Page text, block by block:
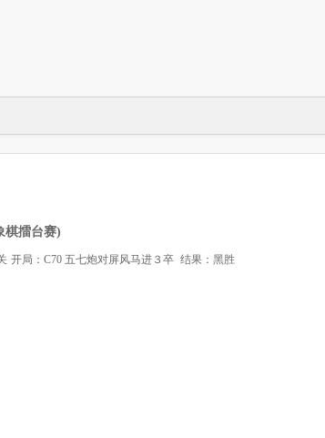
棋擂台赛)
开局：C70 五七炮对屏风马进３卒 结果：黑胜